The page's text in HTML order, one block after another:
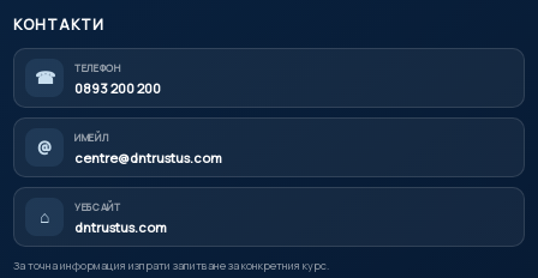
КОНТАКТИ
☎ ТЕЛЕФОН
0893 200 200
@ ИМЕЙЛ
centre@dntrustus.com
⌂ УЕБСАЙТ
dntrustus.com
За точна информация изпрати запитване за конкретния курс.